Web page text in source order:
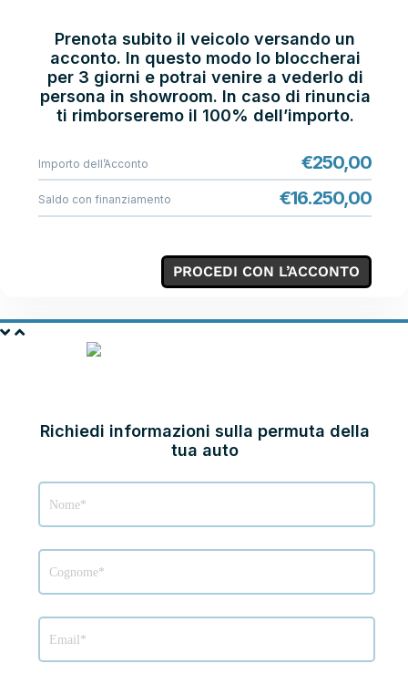
Prenota subito il veicolo versando un
acconto. In questo modo lo bloccherai
per 3 giorni e potrai venire a vederlo di
persona in showroom. In caso di rinuncia
ti rimborseremo il 100% dell’importo.
Importo dell’Acconto €250,00
Saldo con finanziamento €16.250,00
PROCEDI CON L’ACCONTO
Richiedi informazioni sulla permuta della
tua auto
Permuta